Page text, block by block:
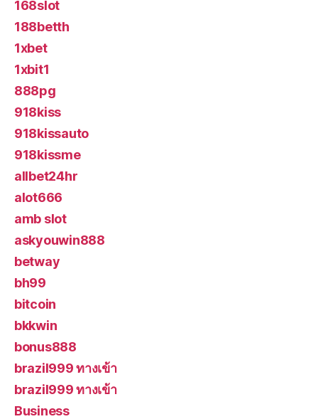
168slot
188betth
1xbet
1xbit1
888pg
918kiss
918kissauto
918kissme
allbet24hr
alot666
amb slot
askyouwin888
betway
bh99
bitcoin
bkkwin
bonus888
brazil999 ทางเข้า
brazil999 ทางเข้า
Business